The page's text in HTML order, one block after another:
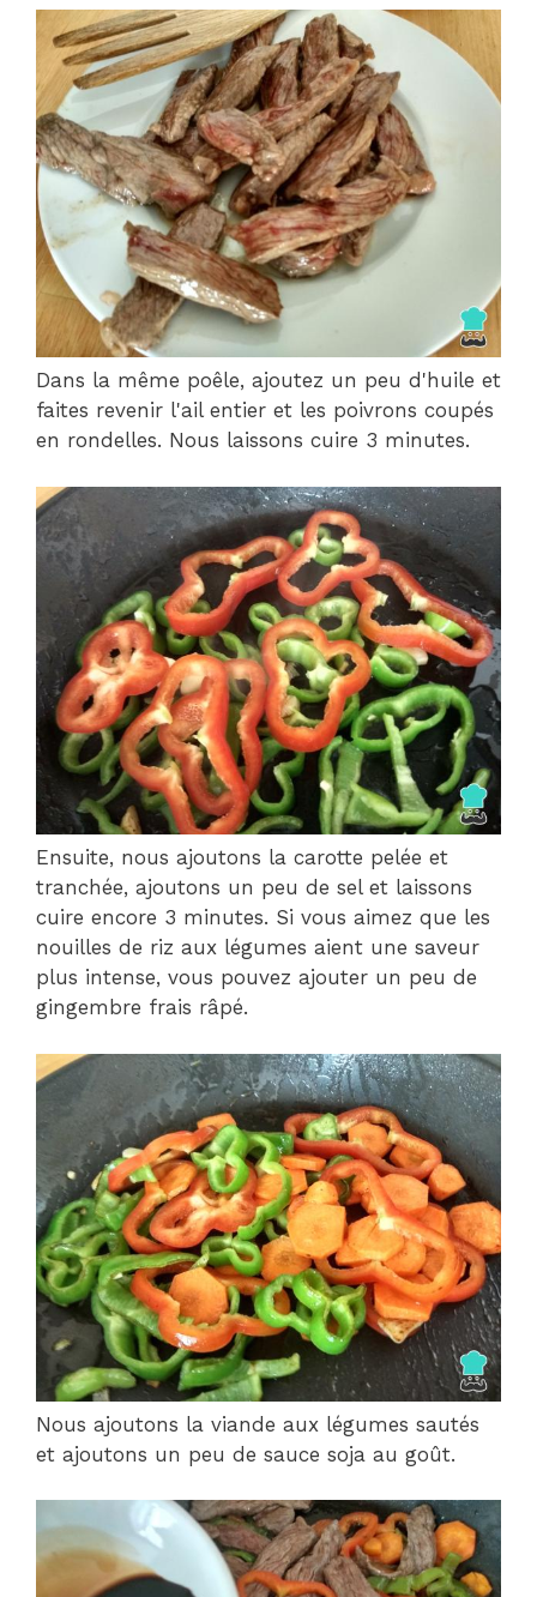
Dans la même poêle, ajoutez un peu d'huile et
faites revenir l'ail entier et les poivrons coupés
en rondelles. Nous laissons cuire 3 minutes.
Ensuite, nous ajoutons la carotte pelée et
tranchée, ajoutons un peu de sel et laissons
cuire encore 3 minutes. Si vous aimez que les
nouilles de riz aux légumes aient une saveur
plus intense, vous pouvez ajouter un peu de
gingembre frais râpé.
Nous ajoutons la viande aux légumes sautés
et ajoutons un peu de sauce soja au goût.